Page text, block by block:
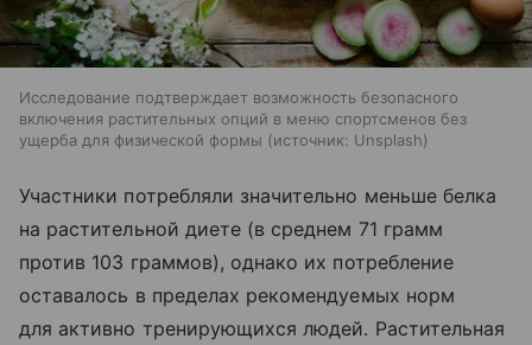
Исследование подтверждает возможность безопасного
включения растительных опций в меню спортсменов без
ущерба для физической формы
источник: Unsplash
Участники потребляли значительно меньше белка
на растительной диете (в среднем 71 грамм
против 103 граммов), однако их потребление
оставалось в пределах рекомендуемых норм
для активно тренирующихся людей. Растительная